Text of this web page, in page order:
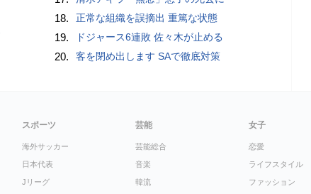
18. 正常な組織を誤摘出 重篤な状態
19. ドジャース6連敗 佐々木が止める
20. 客を閉め出します SAで徹底対策
スポーツ
海外サッカー
日本代表
Jリーグ
芸能
芸能総合
音楽
韓流
女子
恋愛
ライフスタイル
ファッション